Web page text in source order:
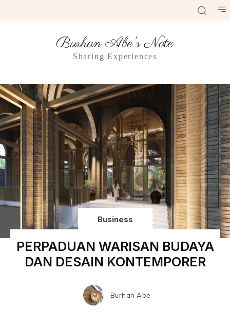
Burhan Abe's Note
Sharing Experiences
Business
PERPADUAN WARISAN BUDAYA
DAN DESAIN KONTEMPORER
Burhan Abe